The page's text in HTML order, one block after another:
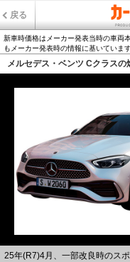
戻る
新車時価格はメーカー発表当時の車両
もメーカー発表時の情報に基いています
メルセデス・ベンツ Cクラスの
25年(R7)4月、一部改良時のス